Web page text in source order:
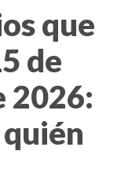
que
de
2026: